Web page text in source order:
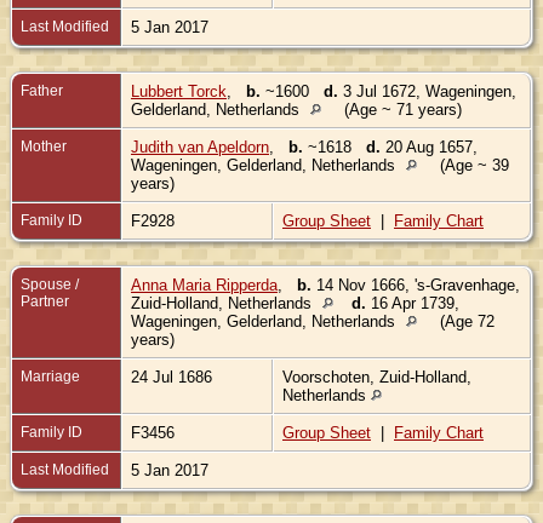
Last Modified 5 Jan 2017
Father Lubbert Torck b. ~1600 d. 3 Jul 1672, Wageningen,
Gelderland, Netherlands
(Age ~ 71 years)
Mother Judith van Apeldorn b. ~1618 d. 20 Aug 1657,
Wageningen, Gelderland, Netherlands
(Age ~ 39
years)
Family ID F2928 Group Sheet | Family Chart
Spouse /
Partner
Anna Maria Ripperda b. 14 Nov 1666, 's-Gravenhage,
Zuid-Holland, Netherlands
d. 16 Apr 1739,
Wageningen, Gelderland, Netherlands
(Age 72
years)
Marriage 24 Jul 1686
Voorschoten, Zuid-Holland,
Netherlands
Family ID F3456 Group Sheet | Family Chart
Last Modified 5 Jan 2017